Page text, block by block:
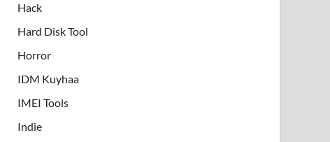
Hack
Hard Disk Tool
Horror
IDM Kuyhaa
IMEI Tools
Indie